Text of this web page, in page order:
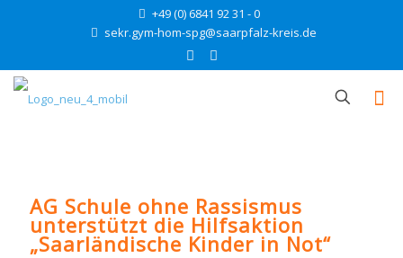
+49 (0) 6841 92 31 - 0
sekr.gym-hom-spg@saarpfalz-kreis.de
AG Schule ohne Rassismus
unterstützt die Hilfsaktion
„Saarländische Kinder in Not“